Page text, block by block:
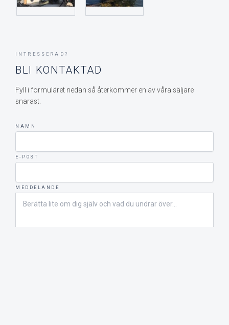
INTRESSERAD?
BLI KONTAKTAD
Fyll i formuläret nedan så återkommer en av våra säljare
snarast.
NAMN
E-POST
MEDDELANDE